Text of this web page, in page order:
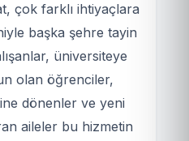
çok farklı ihtiyaçlara
başka şehre tayin
üniversiteye
olan öğrenciler,
dönenler ve yeni
aileler bu hizmetin